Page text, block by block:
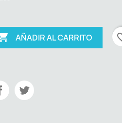
AÑADIR AL CARRITO